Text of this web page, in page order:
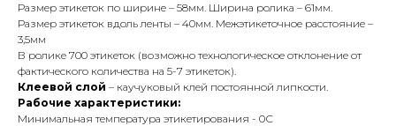
Размер этикеток по ширине – 58мм. Ширина ролика – 61мм.
Размер этикеток вдоль ленты – 40мм. Межэтикеточное расстояние –
3,5мм
В ролике 700 этикеток (возможно технологическое отклонение от
фактического количества на 5-7 этикеток).
Клеевой слой – каучуковый клей постоянной липкости.
Рабочие характеристики:
Минимальная температура этикетирования - 0С